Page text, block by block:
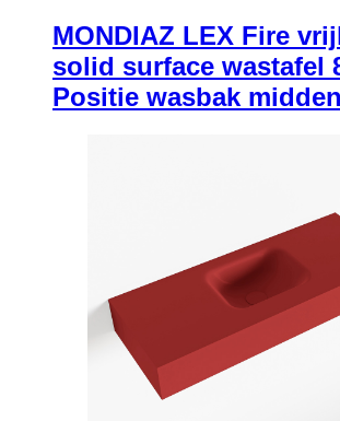
MONDIAZ LEX Fire
solid surface wastafel
Positie wasbak midden